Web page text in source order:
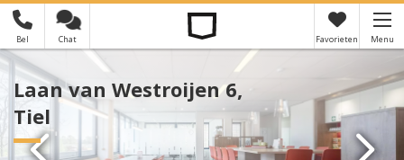
Bel Chat Favorieten Menu
Je hebt nog geen favorieten ×
Laan van Westroijen 6,
Tiel